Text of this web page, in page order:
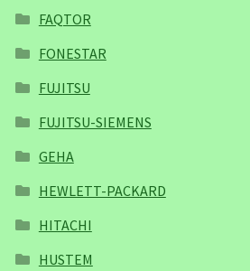
FAQTOR
FONESTAR
FUJITSU
FUJITSU-SIEMENS
GEHA
HEWLETT-PACKARD
HITACHI
HUSTEM